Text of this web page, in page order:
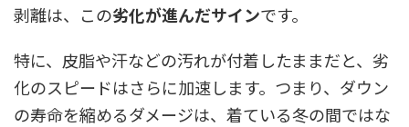
剥離は、この劣化が進んだサインです。
特に、皮脂や汗などの汚れが付着したままだと、劣
化のスピードはさらに加速します。つまり、ダウン
の寿命を縮めるダメージは、着ている冬の間ではな